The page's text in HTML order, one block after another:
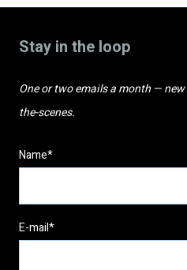
Stay in the loop
One or two emails a month —
the-scenes.
Name*
E-mail*